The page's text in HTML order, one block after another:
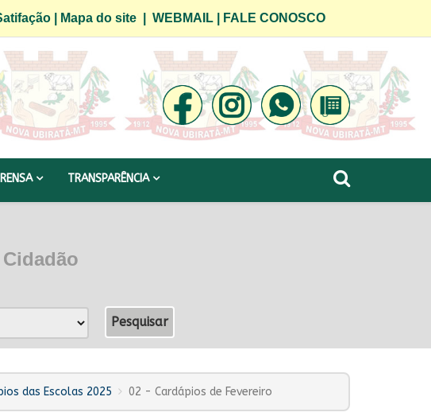
| Mapa do site| WEBMAIL| FALE CONOSCO
TRANSPARÊNCIA
das Escolas 2025 02 - Cardápios de Fevereiro